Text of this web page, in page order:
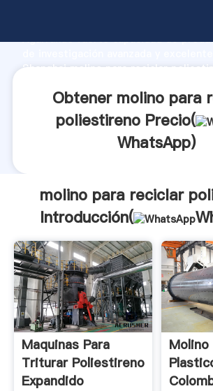
Agarrando fuerte capacidad de
Shanghai molino para reciclar
Obtener molino para
poliestireno Precio(
WhatsApp)
molino para reciclar
Introducción(
Maquinas Para
Triturar Poliestireno
Expandido
Molino